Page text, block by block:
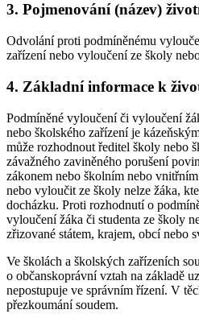
3. Pojmenování (název)
Odvolání proti podmíněnému
zařízení nebo vyloučení ze školy
4. Základní informace k
Podmíněné vyloučení či vyloučení
nebo školského zařízení je
může rozhodnout ředitel školy nebo
závažného zaviněného porušení
zákonem nebo školním nebo
nebo vyloučit ze školy nelze žáka,
docházku. Proti rozhodnutí o
vyloučení žáka či studenta ze školy
zřizované státem, krajem, obcí nebo
Ve školách a školských zařízeních
o občanskoprávní vztah na základě
nepostupuje ve správním řízení. V
přezkoumání soudem.